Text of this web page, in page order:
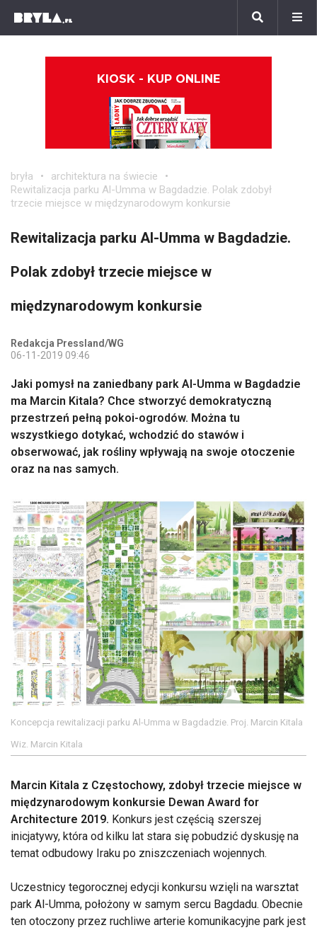
KIOSK - KUP ONLINE
bryła
architektura na świecie
Rewitalizacja parku Al-Umma w Bagdadzie. Polak zdobył
trzecie miejsce w międzynarodowym konkursie
Rewitalizacja parku Al-Umma w Bagdadzie.
Polak zdobył trzecie miejsce w
międzynarodowym konkursie
Redakcja Pressland/WG
06-11-2019 09:46
Jaki pomysł na zaniedbany park Al-Umma w Bagdadzie
ma Marcin Kitala? Chce stworzyć demokratyczną
przestrzeń pełną pokoi-ogrodów. Można tu
wszystkiego dotykać, wchodzić do stawów i
obserwować, jak rośliny wpływają na swoje otoczenie
oraz na nas samych.
Koncepcja rewitalizacji parku Al-Umma w Bagdadzie. Proj. Marcin Kitala
Wiz. Marcin Kitala
Marcin Kitala z Częstochowy, zdobył trzecie miejsce w
międzynarodowym konkursie Dewan Award for
Architecture 2019. Konkurs jest częścią szerszej
inicjatywy, która od kilku lat stara się pobudzić dyskusję na
temat odbudowy Iraku po zniszczeniach wojennych.
Uczestnicy tegorocznej edycji konkursu wzięli na warsztat
park Al-Umma, położony w samym sercu Bagdadu. Obecnie
ten otoczony przez ruchliwe arterie komunikacyjne park jest